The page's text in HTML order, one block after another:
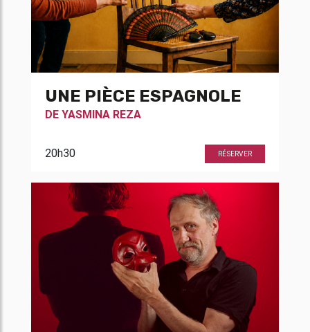
UNE PIÈCE ESPAGNOLE
DE YASMINA REZA
20h30 RÉSERVER